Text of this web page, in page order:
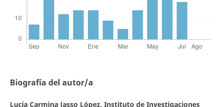
Biografía del autor/a
Lucía Carmina Jasso López, Instituto de Investigaciones